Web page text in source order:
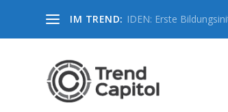
IM TREND: IDEN: Erste